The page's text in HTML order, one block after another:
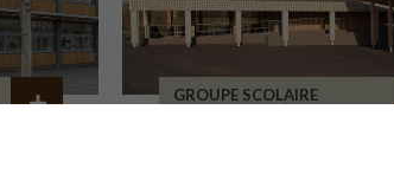
GROUPE SCOLAIRE